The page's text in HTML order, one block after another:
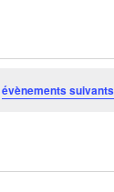
évènements suivants